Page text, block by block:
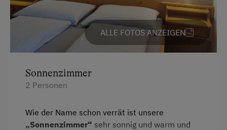
Klettersteig
Kutschenfahrten
Liegewiese
Nordic Walking
ALLE FOTOS ANZEIGEN
Sonnenzimmer
2 Personen
Wie der Name schon verrät ist unsere
„Sonnenzimmer“ sehr sonnig und warm und